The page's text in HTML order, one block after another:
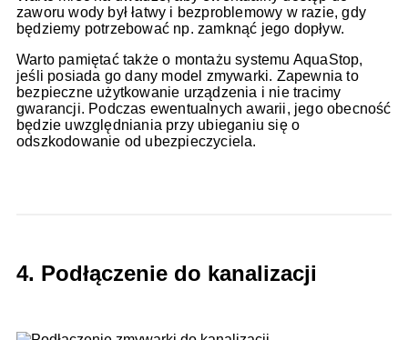
zaworu wody był łatwy i bezproblemowy w razie, gdy
będziemy potrzebować np. zamknąć jego dopływ.
Warto pamiętać także o montażu systemu AquaStop,
jeśli posiada go dany model zmywarki. Zapewnia to
bezpieczne użytkowanie urządzenia i nie tracimy
gwarancji. Podczas ewentualnych awarii, jego obecność
będzie uwzględniania przy ubieganiu się o
odszkodowanie od ubezpieczyciela.
4. Podłączenie do kanalizacji